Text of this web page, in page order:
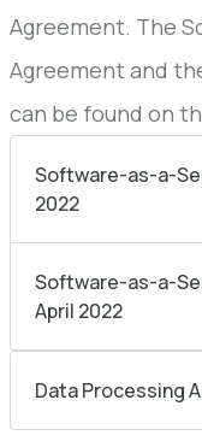
Agreement. The
Agreement and
can be found on
Software-as-a-
2022
Software-as-a-
April 2022
Data Processing